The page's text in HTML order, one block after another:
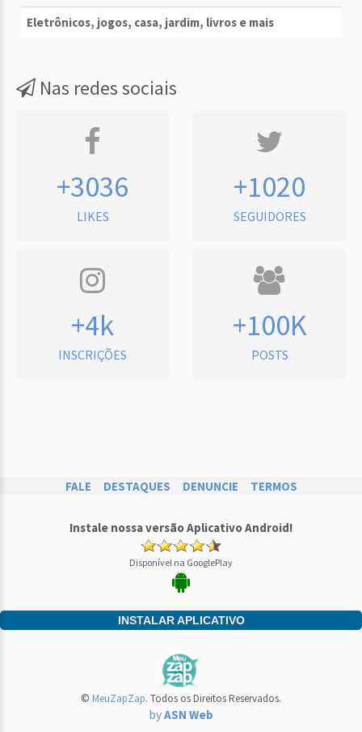
Eletrônicos, jogos, casa, jardim, livros e mais
Nas redes sociais
+3036
LIKES
+1020
SEGUIDORES
+4k
INSCRIÇÕES
+100K
POSTS
FALE DESTAQUES DENUNCIE TERMOS
Instale nossa versão Aplicativo Android!
Disponível na GooglePlay
INSTALAR APLICATIVO
© MeuZapZap. Todos os Direitos Reservados.
byASN Web